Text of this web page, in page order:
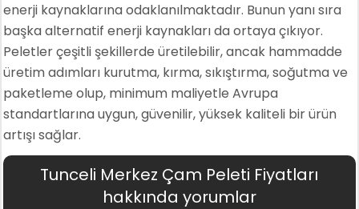
enerji kaynaklarına odaklanılmaktadır. Bunun yanı sıra
başka alternatif enerji kaynakları da ortaya çıkıyor.
Peletler çeşitli şekillerde üretilebilir, ancak hammadde
üretim adımları kurutma, kırma, sıkıştırma, soğutma ve
paketleme olup, minimum maliyetle Avrupa
standartlarına uygun, güvenilir, yüksek kaliteli bir ürün
artışı sağlar.
Tunceli Merkez Çam Peleti Fiyatları
hakkında yorumlar